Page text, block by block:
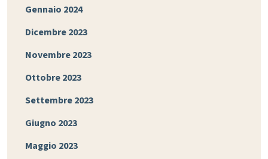
Gennaio 2024
Dicembre 2023
Novembre 2023
Ottobre 2023
Settembre 2023
Giugno 2023
Maggio 2023